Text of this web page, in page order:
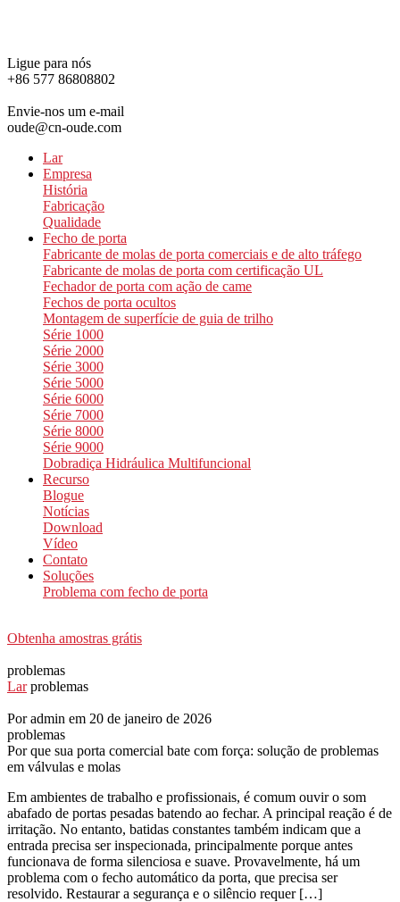
Ligue para nós
+86 577 86808802
Envie-nos um e-mail
oude@cn-oude.com
Lar
Empresa
História
Fabricação
Qualidade
Fecho de porta
Fabricante de molas de porta comerciais e de alto tráfego
Fabricante de molas de porta com certificação UL
Fechador de porta com ação de came
Fechos de porta ocultos
Montagem de superfície de guia de trilho
Série 1000
Série 2000
Série 3000
Série 5000
Série 6000
Série 7000
Série 8000
Série 9000
Dobradiça Hidráulica Multifuncional
Recurso
Blogue
Notícias
Download
Vídeo
Contato
Soluções
Problema com fecho de porta
Obtenha amostras grátis
problemas
Lar problemas
Por admin em 20 de janeiro de 2026
problemas
Por que sua porta comercial bate com força: solução de problemas
em válvulas e molas
Em ambientes de trabalho e profissionais, é comum ouvir o som
abafado de portas pesadas batendo ao fechar. A principal reação é de
irritação. No entanto, batidas constantes também indicam que a
entrada precisa ser inspecionada, principalmente porque antes
funcionava de forma silenciosa e suave. Provavelmente, há um
problema com o fecho automático da porta, que precisa ser
resolvido. Restaurar a segurança e o silêncio requer […]